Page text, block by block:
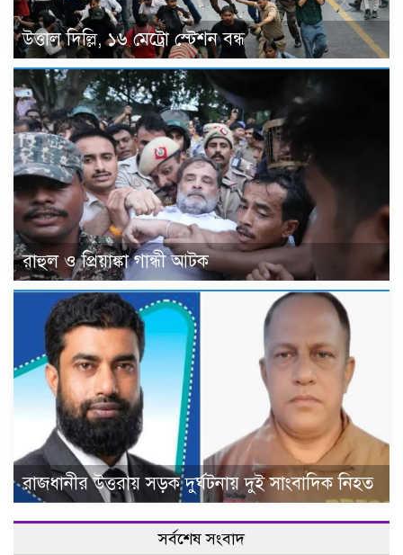
উত্তাল দিল্লি, ১৬ মেট্রো স্টেশন বন্ধ
রাহুল ও প্রিয়াঙ্কা গান্ধী আটক
রাজধানীর উত্তরায় সড়ক দুর্ঘটনায় দুই সাংবাদিক নিহত
সর্বশেষ সংবাদ